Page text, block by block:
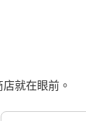
就在眼前。